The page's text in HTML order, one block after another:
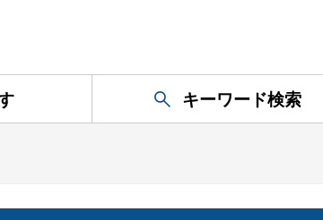
キーワード検索